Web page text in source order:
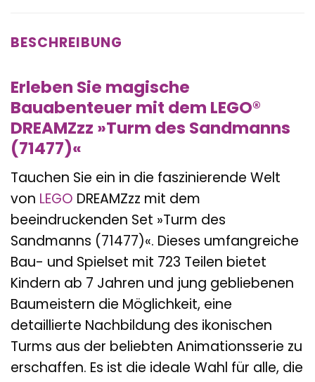
BESCHREIBUNG
Erleben Sie magische
Bauabenteuer mit dem LEGO®
DREAMZzz »Turm des Sandmanns
(71477)«
Tauchen Sie ein in die faszinierende Welt
von LEGO DREAMZzz mit dem
beeindruckenden Set »Turm des
Sandmanns (71477)«. Dieses umfangreiche
Bau- und Spielset mit 723 Teilen bietet
Kindern ab 7 Jahren und jung gebliebenen
Baumeistern die Möglichkeit, eine
detaillierte Nachbildung des ikonischen
Turms aus der beliebten Animationsserie zu
erschaffen. Es ist die ideale Wahl für alle, die